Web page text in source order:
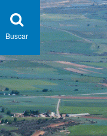
Buscar